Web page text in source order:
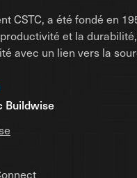
CSTC, a été fondé en
et la
avec un lien vers la
Buildwise